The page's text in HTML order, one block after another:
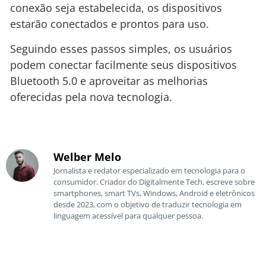
conexão seja estabelecida, os dispositivos
estarão conectados e prontos para uso.
Seguindo esses passos simples, os usuários
podem conectar facilmente seus dispositivos
Bluetooth 5.0 e aproveitar as melhorias
oferecidas pela nova tecnologia.
Welber Melo
Jornalista e redator especializado em tecnologia para o
consumidor. Criador do Digitalmente Tech, escreve sobre
smartphones, smart TVs, Windows, Android e eletrônicos
desde 2023, com o objetivo de traduzir tecnologia em
linguagem acessível para qualquer pessoa.